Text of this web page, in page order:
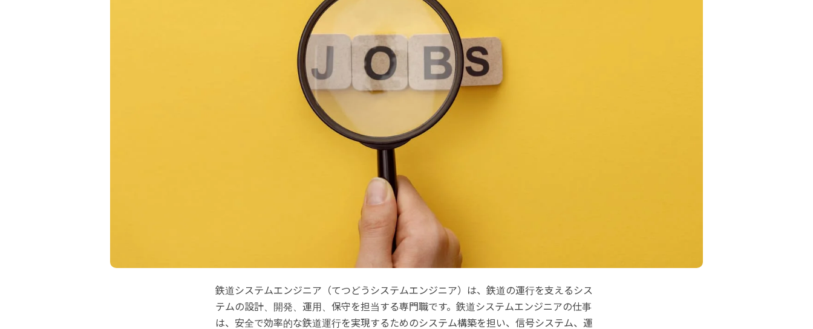
鉄道システムエンジニア（てつどうシステムエンジニア）は、鉄道の運行を支えるシス
テムの設計、開発、運用、保守を担当する専門職です。鉄道システムエンジニアの仕事
は、安全で効率的な鉄道運行を実現するためのシステム構築を担い、信号システム、運